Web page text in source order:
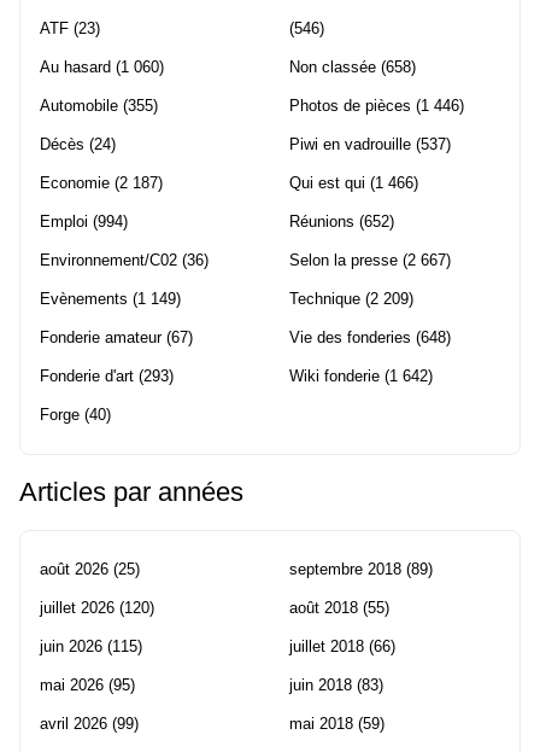
ATF (23)
Au hasard (1 060)
Automobile (355)
Décès (24)
Economie (2 187)
Emploi (994)
Environnement/C02 (36)
Evènements (1 149)
Fonderie amateur(67)
Fonderie d'art (293)
Forge (40)
(546)
Non classée (658)
Photos de pièces (1 446)
Piwi en vadrouille (537)
Qui est qui (1 466)
Réunions (652)
Selon la presse (2 667)
Technique (2 209)
Vie des fonderies (648)
Wiki fonderie (1 642)
Articles par années
août 2026 (25)
juillet 2026 (120)
juin 2026 (115)
mai 2026 (95)
avril 2026 (99)
septembre 2018 (89)
août 2018 (55)
juillet 2018 (66)
juin 2018 (83)
mai 2018 (59)